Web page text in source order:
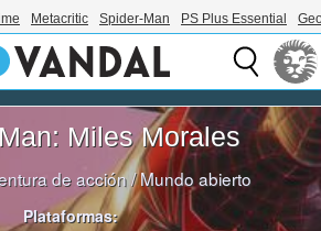
Metacritic Spider-Man PS Plus Essential
Miles Morales
de acción/Mundo abierto
Plataformas: